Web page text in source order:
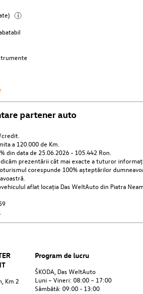
i
partener auto
a 120.000 de Km.
din data de 25.06.2026 - 105.442 Ron.
prezentării cât mai exacte a tuturor
corespunde 100% așteptărilor
aflat locația Das WeltAuto din Piatra
Km 2
Program de lucru
ŠKODA, Das WeltAuto
Luni – Vineri: 08:00 – 17:00
Sâmbătă: 09:00 - 13:00